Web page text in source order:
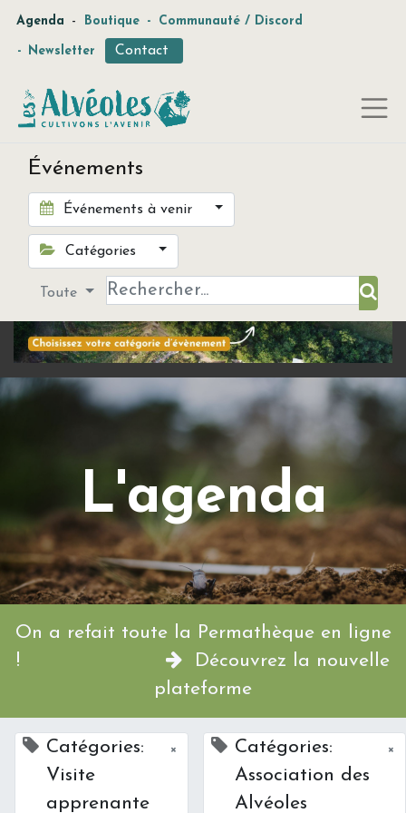
Agenda - Boutique - Communauté / Discord
- Newsletter Contact
Événements
Événements à venir
Catégories
Toute
L'agenda
On a refait toute la Permathèque en ligne
!
Découvrez la nouvelle
plateforme
Catégories:
Visite
apprenante
×
Catégories:
Association des
Alvéoles
×